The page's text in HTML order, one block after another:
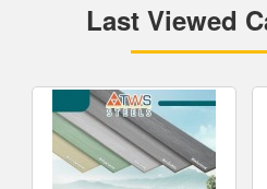
Last Viewed